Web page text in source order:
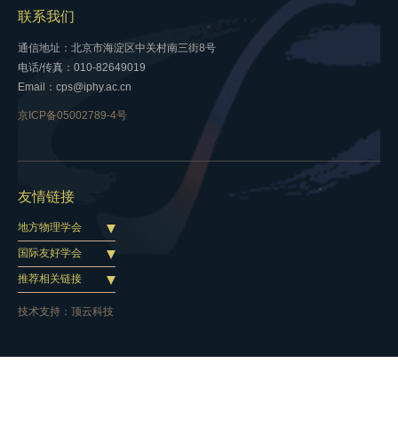
联系我们
通信地址：北京市海淀区中关村南三街8号
电话/传真：010-82649019
Email：cps@iphy.ac.cn
京ICP备05002789-4号
友情链接
地方物理学会
国际友好学会
推荐相关链接
技术支持： 顶云科技